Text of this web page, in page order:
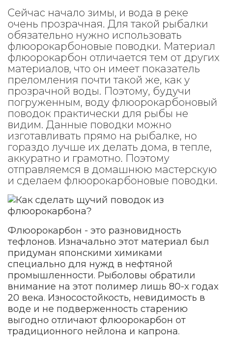
Сейчас начало зимы, и вода в реке
очень прозрачная. Для такой рыбалки
обязательно нужно использовать
флюорокарбоновые поводки. Материал
флюорокарбон отличается тем от других
материалов, что он имеет показатель
преломления почти такой же, как у
прозрачной воды. Поэтому, будучи
погруженным, воду флюорокарбоновый
поводок практически для рыбы не
видим. Данные поводки можно
изготавливать прямо на рыбалке, но
гораздо лучше их делать дома, в тепле,
аккуратно и грамотно. Поэтому
отправляемся в домашнюю мастерскую
и сделаем флюорокарбоновые поводки.
Флюорокарбон - это разновидность
тефлонов. Изначально этот материал был
придуман японскими химиками
специально для нужд в нефтяной
промышленности. Рыболовы обратили
внимание на этот полимер лишь 80-х годах
20 века. Износостойкость, невидимость в
воде и не подверженность старению
выгодно отличают флюорокарбон от
традиционного нейлона и капрона.